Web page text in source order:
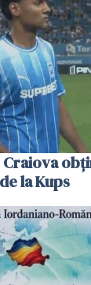
Craiova
la Kups